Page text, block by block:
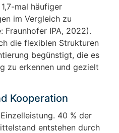
mal häufiger
im Vergleich zu
Fraunhofer IPA, 2022).
die flexiblen Strukturen
begünstigt, die es
zu erkennen und gezielt
Kooperation
40 % der
entstehen durch